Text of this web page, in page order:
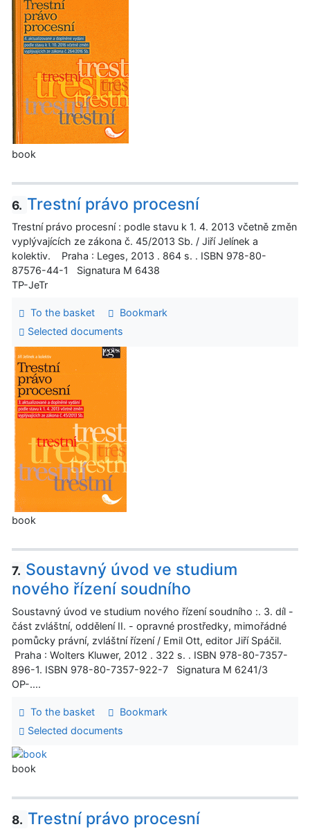
book
6. Trestní právo procesní
Trestní právo procesní : podle stavu k 1. 4. 2013 včetně změn
vyplývajících ze zákona č. 45/2013 Sb. / Jiří Jelínek a
kolektiv. Praha : Leges, 2013 . 864 s. . ISBN 978-80-
87576-44-1 Signatura M 6438
TP-JeTr
To the basket
Bookmark
Selected documents
book
7. Soustavný úvod ve studium
nového řízení soudního
Soustavný úvod ve studium nového řízení soudního :. 3. díl -
část zvláštní, oddělení II. - opravné prostředky, mimořádné
pomůcky právní, zvláštní řízení / Emil Ott, editor Jiří Spáčil.
Praha : Wolters Kluwer, 2012 . 322 s. . ISBN 978-80-7357-
896-1. ISBN 978-80-7357-922-7 Signatura M 6241/3
OP-....
To the basket
Bookmark
Selected documents
book
8. Trestní právo procesní